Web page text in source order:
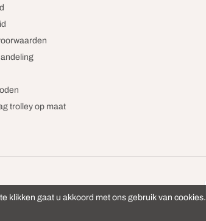
trolley op maat
klikken gaat u akkoord met ons gebruik van cookies.